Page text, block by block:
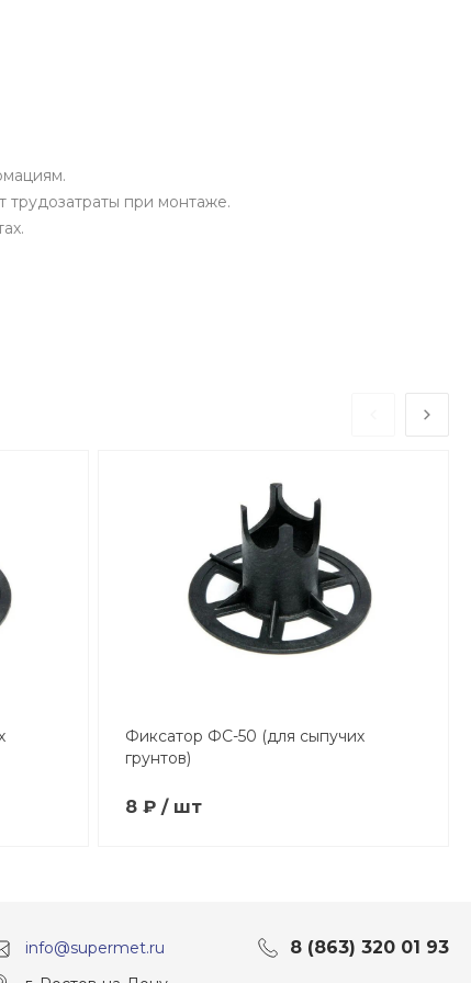
трудозатраты при монтаже.
Фиксатор ФС-50 (для сыпучих
грунтов)
8 ₽ / шт
info@supermet.ru 8 (863) 320 01 93